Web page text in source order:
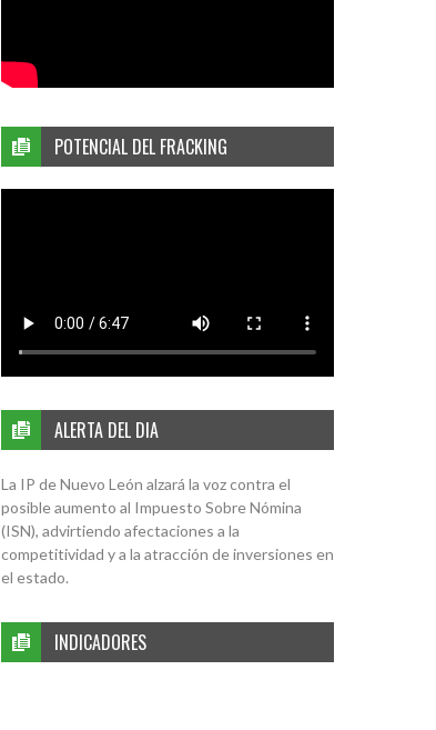
POTENCIAL DEL FRACKING
ALERTA DEL DIA
La IP de Nuevo León alzará la voz contra el
posible aumento al Impuesto Sobre Nómina
(ISN), advirtiendo afectaciones a la
competitividad y a la atracción de inversiones en
el estado.
INDICADORES